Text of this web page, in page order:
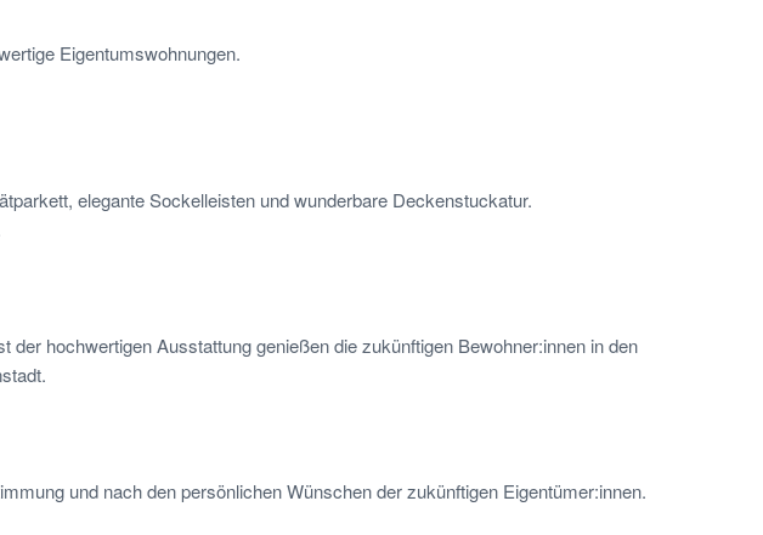
Eigentumswohnungen.
elegante Sockelleisten und wunderbare Deckenstuckatur.
hochwertigen Ausstattung genießen die zukünftigen Bewohner:innen in den
und nach den persönlichen Wünschen der zukünftigen Eigentümer:innen.